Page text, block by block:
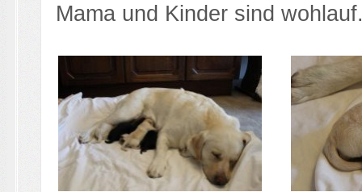
Mama und Kinder sind